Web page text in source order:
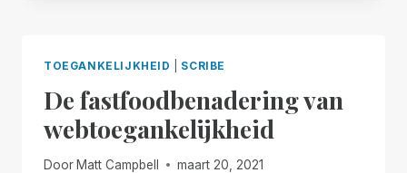
TOEGANKELIJKHEID SCRIBE
De fastfoodbenadering van
webtoegankelijkheid
Door Matt Campbell maart 20, 2021